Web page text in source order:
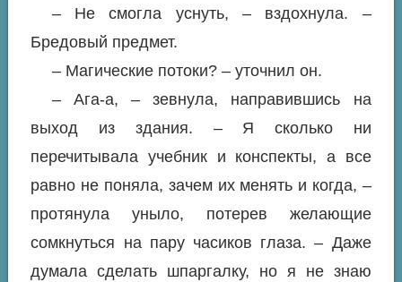
– Не смогла уснуть, – вздохнула. –
Бредовый предмет.
– Магические потоки? – уточнил он.
– Ага-а, – зевнула, направившись на
выход из здания. – Я сколько ни
перечитывала учебник и конспекты, а все
равно не поняла, зачем их менять и когда, –
протянула уныло, потерев желающие
сомкнуться на пару часиков глаза. – Даже
думала сделать шпаргалку, но я не знаю